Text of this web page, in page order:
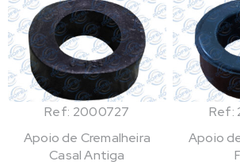
Ref: 2000727
Apoio de Cremalheira
Casal Antiga
Ref:
Apoio